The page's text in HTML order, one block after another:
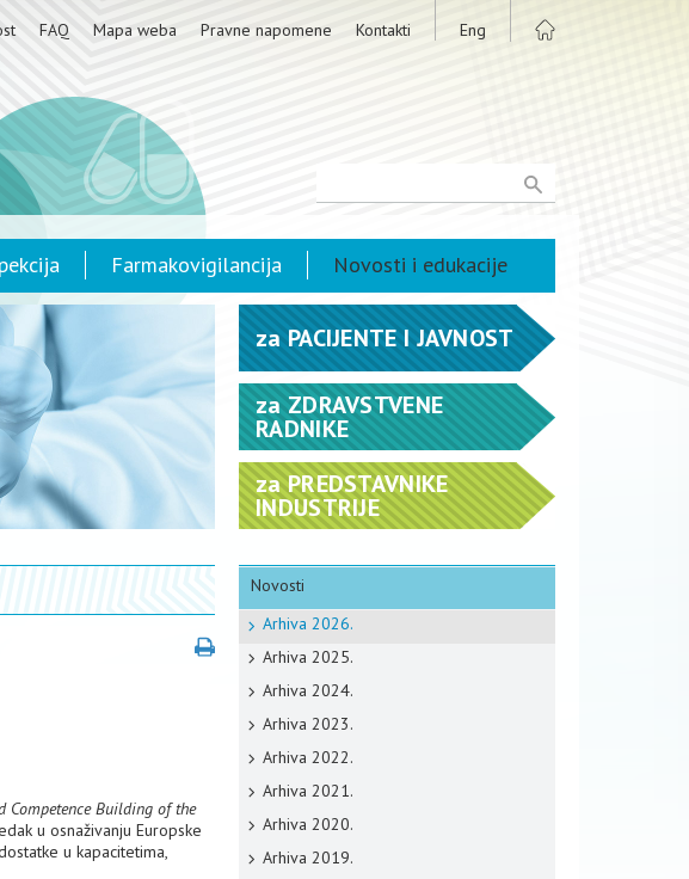
FAQ Mapa weba Pravne napomene Kontakti Eng
Farmakovigilancija Novosti i edukacije
Competence Building of the
u osnaživanju Europske
u kapacitetima,
za PACIJENTE I JAVNOST
za ZDRAVSTVENE
RADNIKE
zaPREDSTAVNIKE
INDUSTRIJE
Novosti
Arhiva 2026.
Arhiva 2025.
Arhiva 2024.
Arhiva 2023.
Arhiva 2022.
Arhiva 2021.
Arhiva 2020.
Arhiva 2019.